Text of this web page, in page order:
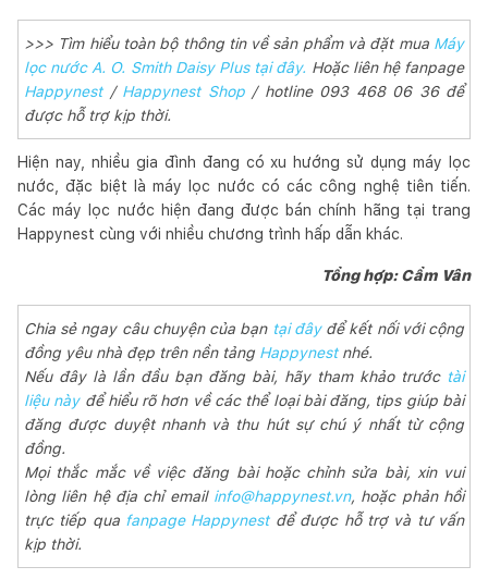
>>> Tìm hiểu toàn bộ thông tin về sản phẩm và đặt mua Máy
lọc nước A. O. Smith Daisy Plus tại đây. Hoặc liên hệ fanpage
Happynest/ Happynest Shop/ hotline 093 468 06 36 để
được hỗ trợ kịp thời.
Hiện nay, nhiều gia đình đang có xu hướng sử dụng máy lọc
nước, đặc biệt là máy lọc nước có các công nghệ tiên tiến.
Các máy lọc nước hiện đang được bán chính hãng tại trang
Happynest cùng với nhiều chương trình hấp dẫn khác.
Tổng hợp: Cẩm Vân
Chia sẻ ngay câu chuyện của bạn tại đâyđể kết nối với cộng
đồng yêu nhà đẹp trên nền tảng Happynest nhé.
Nếu đây là lần đầu bạn đăng bài, hãy tham khảo trước tài
liệu nàyđể hiểu rõ hơn về các thể loại bài đăng, tips giúp bài
đăng được duyệt nhanh và thu hút sự chú ý nhất từ cộng
đồng.
Mọi thắc mắc về việc đăng bài hoặc chỉnh sửa bài, xin vui
lòng liên hệ địa chỉ email info@happynest.vn, hoặc phản hồi
trực tiếp qua fanpage Happynestđể được hỗ trợ và tư vấn
kịp thời.